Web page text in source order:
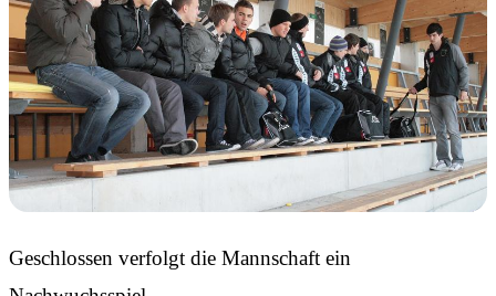
Geschlossen verfolgt die Mannschaft ein